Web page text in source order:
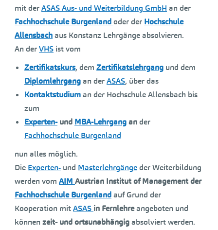
mit derASAS Aus- und Weiterbildung GmbH an der
Fachhochschule Burgenlandoder der Hochschule
Allensbachaus Konstanz Lehrgänge absolvieren.
An derVHS ist vom
Zertifikatskurs, dem Zertifikatslehrgang und dem
Diplomlehrgangan derASAS, über das
Kontaktstudiuman der Hochschule Allensbach bis
zum
Experten-und MBA-Lehrgangander
Fachhochschule Burgenland
nun alles möglich.
Die Experten- und Masterlehrgängeder Weiterbildung
werden vom AIM Austrian Institut of Management der
Fachhochschule Burgenlandauf Grund der
Kooperation mitASAS in Fernlehreangeboten und
können zeit- und ortsunabhängigabsolviert werden.